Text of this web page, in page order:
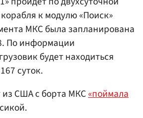
к модулю «Поиск»
МКС была запланирована
По информации
будет находиться
суток.
из США с борта МКС«поймала